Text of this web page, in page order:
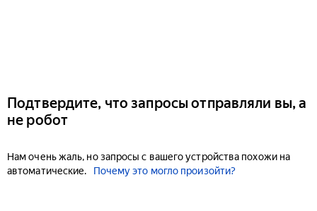
Подтвердите, что запросы отправляли вы, а
не робот
Нам очень жаль, но запросы с вашего устройства похожи на
автоматические.
Почему это могло произойти?